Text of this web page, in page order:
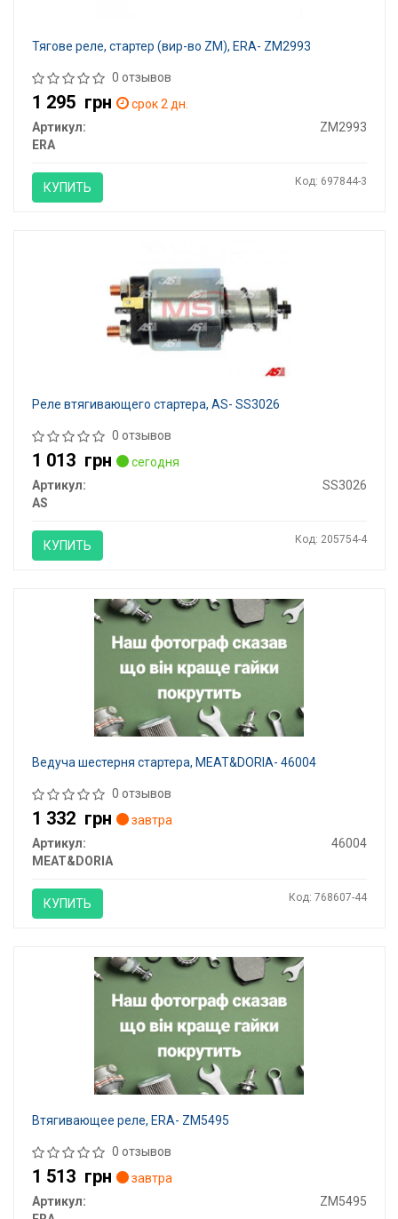
Тягове реле, стартер (вир-во ZM), ERA- ZM2993
0 отзывов
1 295 грн
срок 2 дн.
Артикул:
ZM2993
ERA
КУПИТЬ Код: 697844-3
Реле втягивающего стартера, AS- SS3026
0 отзывов
1 013 грн
сегодня
Артикул:
SS3026
AS
КУПИТЬ Код: 205754-4
Ведуча шестерня стартера, MEAT&DORIA- 46004
0 отзывов
1 332 грн
завтра
Артикул:
46004
MEAT&DORIA
КУПИТЬ Код: 768607-44
Втягивающее реле, ERA- ZM5495
0 отзывов
1 513 грн
завтра
Артикул:
ZM5495